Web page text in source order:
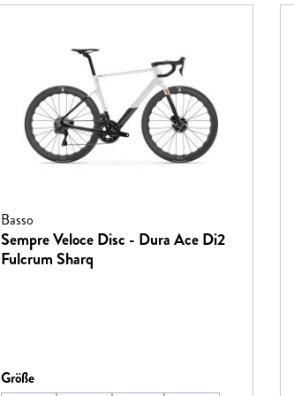
Basso
Sempre Veloce Disc - Dura Ace Di2
Fulcrum Sharq
Größeauswählen